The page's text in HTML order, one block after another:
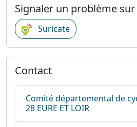
Signaler un problème
Suricate
Contact
Comité départemental de
28 EURE ET LOIR